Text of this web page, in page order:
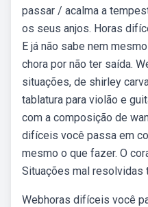
passar / acalma a
os seus anjos. Horas
E já não sabe nem
chora por não ter saída.
situações, de shirley
tablatura para violão e
com a composição de
difíceis você passa em
mesmo o que fazer. O
Situações mal resolvidas
Webhoras difíceis você